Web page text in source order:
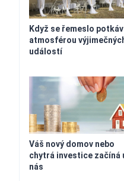
Když se řemeslo
atmosférou
událostí
Váš nový domov nebo
chytrá investice začíná
nás